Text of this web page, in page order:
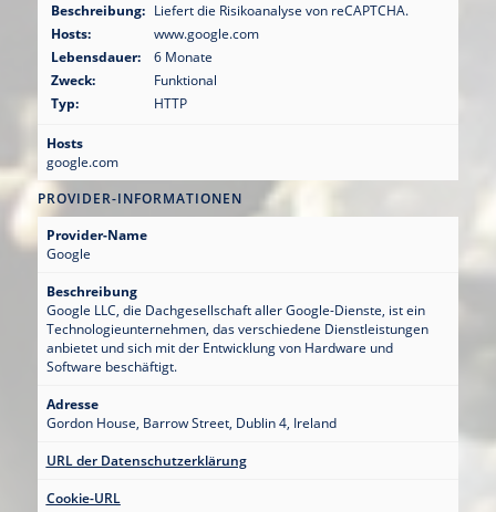
Beschreibung: Liefert die Risikoanalyse von reCAPTCHA.
Hosts:
www.google.com
Lebensdauer:
6 Monate
Zweck:
Funktional
Typ:
HTTP
Hosts
google.com
PROVIDER-INFORMATIONEN
Provider-Name
Google
Beschreibung
Google LLC, die Dachgesellschaft aller Google-Dienste, ist ein
Technologieunternehmen, das verschiedene Dienstleistungen
anbietet und sich mit der Entwicklung von Hardware und
Software beschäftigt.
Adresse
Gordon House, Barrow Street, Dublin 4, Ireland
URL der Datenschutzerklärung
Cookie-URL